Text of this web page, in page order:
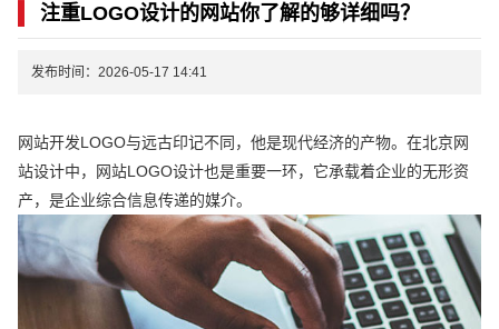
注重LOGO设计的网站你了解的够详细吗？
发布时间：2026-05-17 14:41
网站开发LOGO与远古印记不同，他是现代经济的产物。在北京网
站设计中，网站LOGO设计也是重要一环，它承载着企业的无形资
产，是企业综合信息传递的媒介。